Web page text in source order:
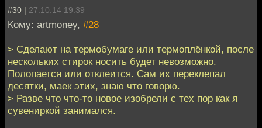
#30 | 27.10.14 19:39
Кому: artmoney, #28
> Сделают на термобумаге или термоплёнкой, после
нескольких стирок носить будет невозможно.
Полопается или отклеится. Сам их переклепал
десятки, маек этих, знаю что говорю.
> Разве что что-то новое изобрели с тех пор как я
сувениркой занимался.